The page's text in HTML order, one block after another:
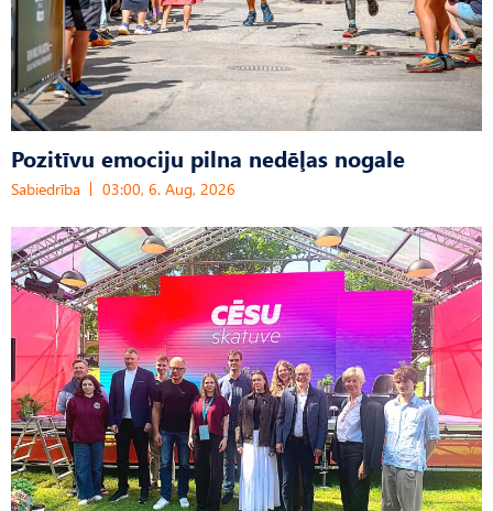
Pozitīvu emociju pilna nedēļas nogale
Sabiedrība 03:00, 6. Aug, 2026